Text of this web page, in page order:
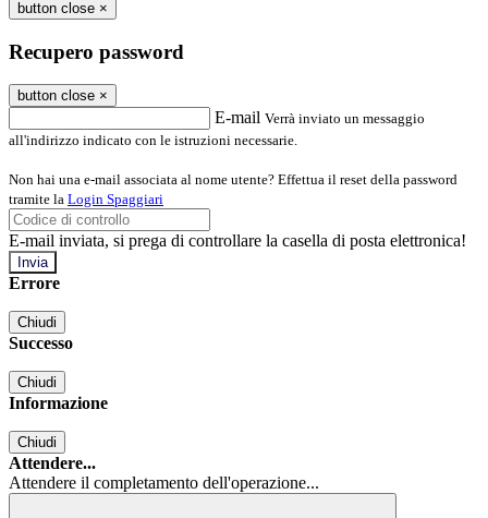
button close ×
Recupero password
button close ×
E-mail Verrà inviato un messaggio
all'indirizzo indicato con le istruzioni necessarie.
Non hai una e-mail associata al nome utente? Effettua il reset della password
tramite la Login Spaggiari
E-mail inviata, si prega di controllare la casella di posta elettronica!
Errore
Chiudi
Successo
Chiudi
Informazione
Chiudi
Attendere...
Attendere il completamento dell'operazione...